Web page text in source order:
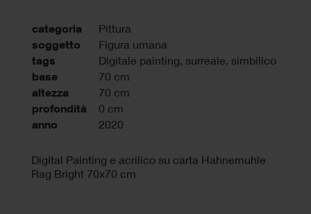
categoria Pittura
soggetto Figura umana
tags Digitale painting, surreale, simbilico
base 70 cm
altezza 70 cm
profondità 0 cm
anno 2020
Digital Painting e acrilico su carta Hahnemuhle
Rag Bright 70x70 cm